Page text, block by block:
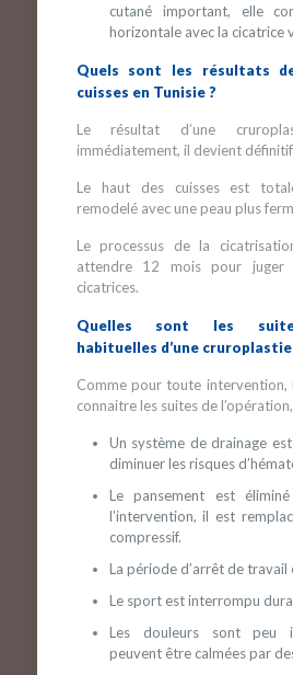
cutané important, elle
horizontale avec la cicatrice
Quels sont les résultats
cuisses en Tunisie ?
Le résultat d’une
immédiatement, il devient
Le haut des cuisses est
remodelé avec une peau plus
Le processus de la
attendre 12 mois pour juger
cicatrices.
Quelles sont les
habituelles d’une cruroplastie
Comme pour toute
connaitre les suites de
Un système de drainage
diminuer les risques
Le pansement est
l’intervention, il est
compressif.
La période d’arrêt de travail
Le sport est interrompu
Les douleurs sont peu
peuvent être calmées par